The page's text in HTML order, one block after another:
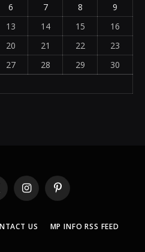
6 7 8
9
13 14 15
16
20 21 22
23
27 28 29
30
InstagramPinterest
US MP INFO RSS FEED